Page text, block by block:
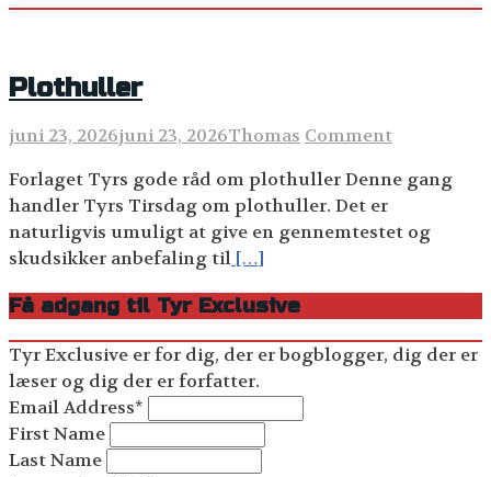
Plothuller
juni 23, 2026juni 23, 2026Thomas Comment
Forlaget Tyrs gode råd om plothuller Denne gang
handler Tyrs Tirsdag om plothuller. Det er
naturligvis umuligt at give en gennemtestet og
skudsikker anbefaling til […]
Få adgang til Tyr Exclusive
Tyr Exclusive er for dig, der er bogblogger, dig der er
læser og dig der er forfatter.
Email Address*
First Name
Last Name